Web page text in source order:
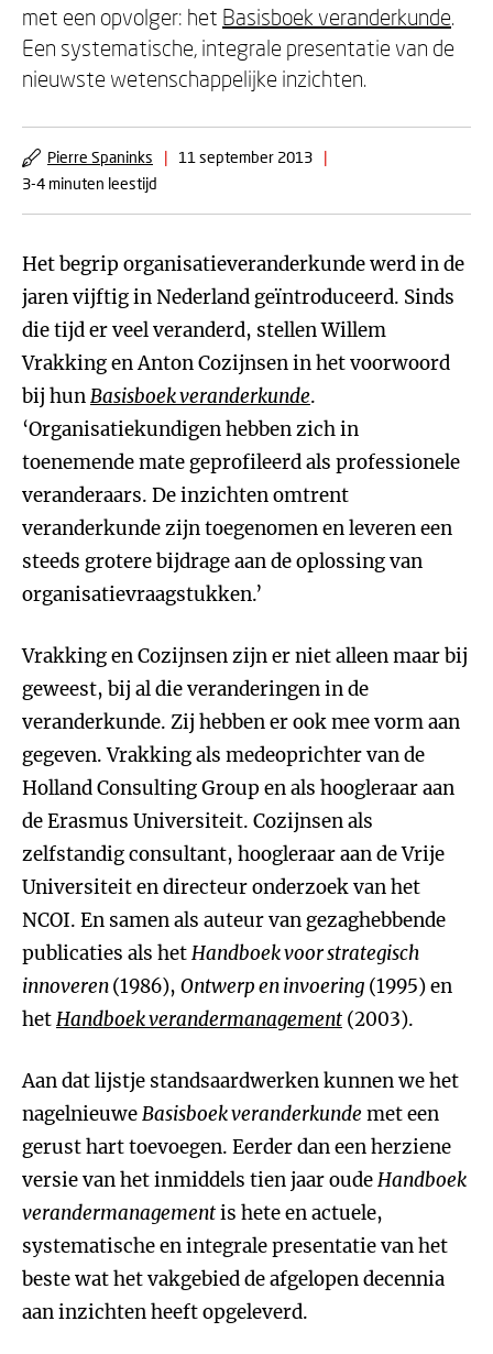
met een opvolger: het Basisboek veranderkunde.
Een systematische, integrale presentatie van de
nieuwste wetenschappelijke inzichten.
Pierre Spaninks | 11 september 2013
|
3-4 minuten leestijd
Het begrip organisatieveranderkunde werd in de
jaren vijftig in Nederland geïntroduceerd. Sinds
die tijd er veel veranderd, stellen Willem
Vrakking en Anton Cozijnsen in het voorwoord
bij hunBasisboek veranderkunde.
‘Organisatiekundigen hebben zich in
toenemende mate geprofileerd als professionele
veranderaars. De inzichten omtrent
veranderkunde zijn toegenomen en leveren een
steeds grotere bijdrage aan de oplossing van
organisatievraagstukken.’
Vrakking en Cozijnsen zijn er niet alleen maar bij
geweest, bij al die veranderingen in de
veranderkunde. Zij hebben er ook mee vorm aan
gegeven. Vrakking als medeoprichter van de
Holland Consulting Group en als hoogleraar aan
de Erasmus Universiteit. Cozijnsen als
zelfstandig consultant, hoogleraar aan de Vrije
Universiteit en directeur onderzoek van het
NCOI. En samen als auteur van gezaghebbende
publicaties als hetHandboek voor strategisch
innoveren(1986), Ontwerp en invoering (1995) en
hetHandboek verandermanagement (2003).
Aan dat lijstje standsaardwerken kunnen we het
nagelnieuweBasisboek veranderkunde met een
gerust hart toevoegen. Eerder dan een herziene
versie van het inmiddels tien jaar oudeHandboek
verandermanagementis hete en actuele,
systematische en integrale presentatie van het
beste wat het vakgebied de afgelopen decennia
aan inzichten heeft opgeleverd.